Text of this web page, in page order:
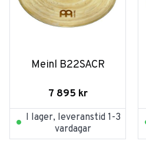
Meinl B22SACR
7 895 kr
I lager, leveranstid 1-3
vardagar